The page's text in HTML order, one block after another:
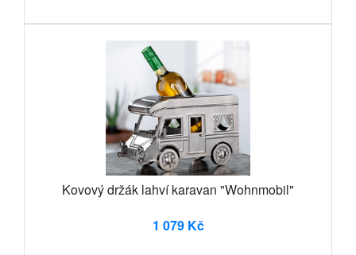
Kovový držák lahví karavan "Wohnmobil"
1 079 Kč